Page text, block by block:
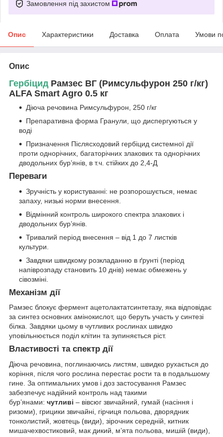
Замовлення під захистом
Опис Характеристики Доставка Оплата Умови
Опис
Гербіцид Рамзес ВГ (Римсульфурон 250 г/кг)
ALFA Smart Agro 0.5 кг
Діюча речовина Римсульфурон, 250 г/кг
Препаративна форма Гранули, що диспергуються у
воді
Призначення Післясходовий гербіцид системної дії
проти однорічних, багаторічних злакових та однорічних
дводольних бур’янів, в т.ч. стійких до 2,4-Д
Переваги
Зручність у користуванні: не розпорошується, немає
запаху, низькі норми внесення.
Відмінний контроль широкого спектра злакових і
дводольних бур’янів.
Тривалий період внесення – від 1 до 7 листків
культури.
Завдяки швидкому розкладанню в ґрунті (період
напіврозпаду становить 10 днів) немає обмежень у
сівозміні.
Механізм дії
Рамзес блокує фермент ацетолактатсинтетазу, яка відповідає
за синтез основних амінокислот, що беруть участь у синтезі
білка. Завдяки цьому в чутливих рослинах швидко
уповільнюється поділ клітин та зупиняється ріст.
Властивості та спектр дії
Діюча речовина, поглинаючись листям, швидко рухається до
коріння, після чого рослина перестає рости та в подальшому
гине. За оптимальних умов і доз застосування Рамзес
забезпечує надійний контроль над такими
бур’янами: чутливі – вівсюг звичайний, гумай (насіння і
ризоми), грицики звичайні, гірчиця польова, дворядник
тонколистий, жовтець (види), зірочник середній, китник
мишачехвостиковий, мак дикий, м’ята польова, мишій (види),